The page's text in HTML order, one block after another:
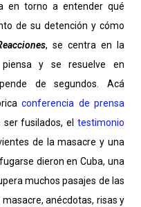
en torno a entender qué
de su detención y cómo
, se centra en la
y se resuelve en
de segundos. Acá
conferencia de prensa
fusilados, el testimonio
de la masacre y una
dieron en Cuba, una
muchos pasajes de las
anécdotas, risas y